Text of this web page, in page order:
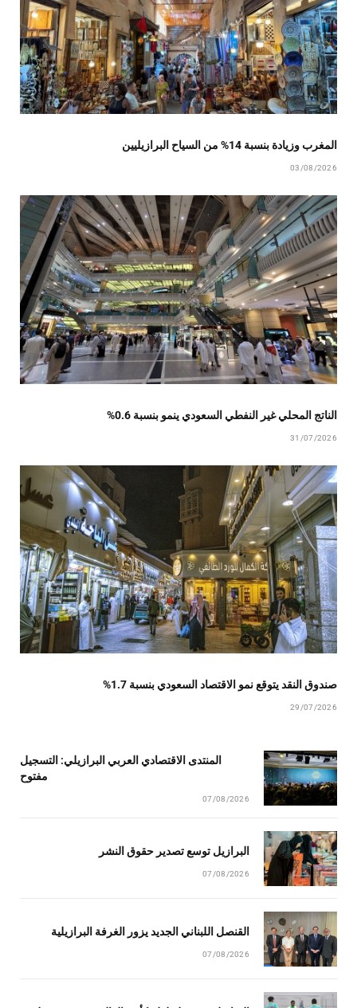
المغرب وزيادة بنسبة 14% من السياح البرازيليين
03/08/2026
الناتج المحلي غير النفطي السعودي ينمو بنسبة 0.6%
31/07/2026
صندوق النقد يتوقع نمو الاقتصاد السعودي بنسبة 1.7%
29/07/2026
المنتدى الاقتصادي العربي البرازيلي: التسجيل
مفتوح
07/08/2026
البرازيل توسع تصدير حقوق النشر
07/08/2026
القنصل اللبناني الجديد يزور الغرفة البرازيلية
07/08/2026